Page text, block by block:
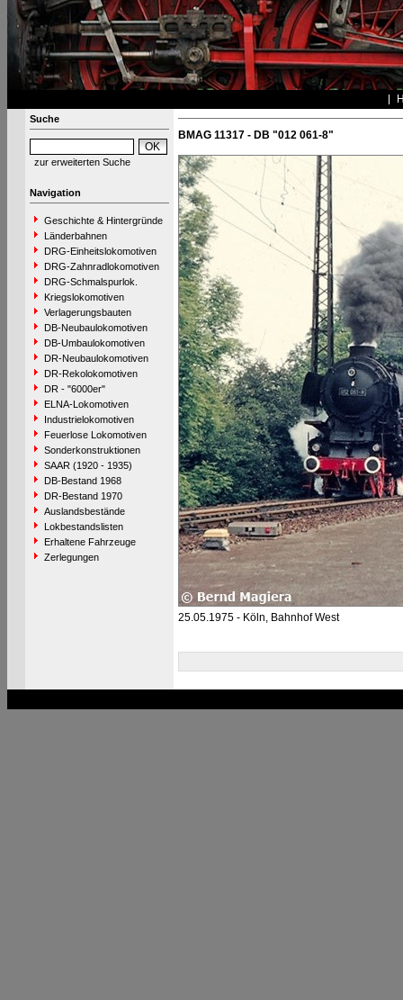
Suche
zur erweiterten Suche
Navigation
Geschichte & Hintergründe
Länderbahnen
DRG-Einheitslokomotiven
DRG-Zahnradlokomotiven
DRG-Schmalspurlok.
Kriegslokomotiven
Verlagerungsbauten
DB-Neubaulokomotiven
DB-Umbaulokomotiven
DR-Neubaulokomotiven
DR-Rekolokomotiven
DR - "6000er"
ELNA-Lokomotiven
Industrielokomotiven
Feuerlose Lokomotiven
Sonderkonstruktionen
SAAR (1920 - 1935)
DB-Bestand 1968
DR-Bestand 1970
Auslandsbestände
Lokbestandslisten
Erhaltene Fahrzeuge
Zerlegungen
BMAG 11317 - DB "012 061-8"
25.05.1975 - Köln, Bahnhof West